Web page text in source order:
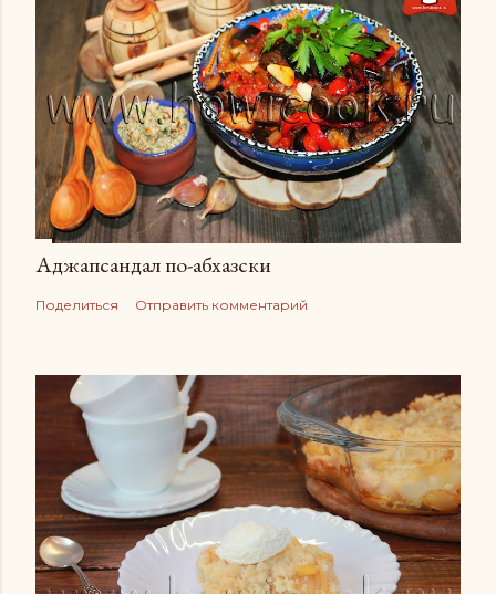
Аджапсандал по-абхазски
Поделиться Отправить комментарий